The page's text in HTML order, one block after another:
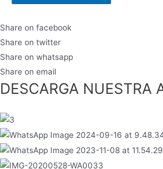
Share on facebook
Share on twitter
Share on whatsapp
Share on email
DESCARGA NUESTRA